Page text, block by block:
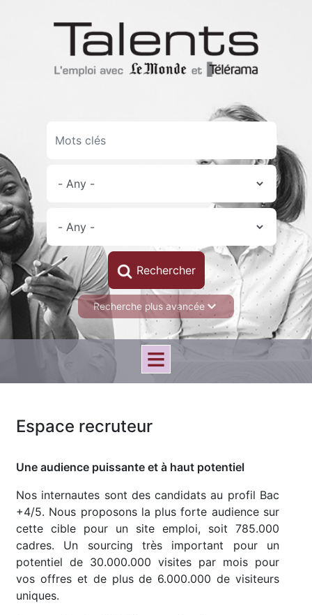
Recherche plus avancée
Espace recruteur
Une audience puissante et à haut potentiel
Nos internautes sont des candidats au profil Bac
+4/5. Nous proposons la plus forte audience sur
cette cible pour un site emploi, soit 785.000
cadres. Un sourcing très important pour un
potentiel de 30.000.000 visites par mois pour
vos offres et de plus de 6.000.000 de visiteurs
uniques.